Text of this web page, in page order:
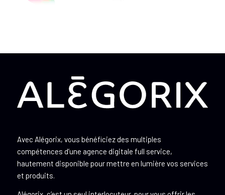
Avec Alégorix, vous bénéficiez des multiples
compétences d’une agence digitale full service,
hautement disponible pour mettre en lumière vos services
et produits.